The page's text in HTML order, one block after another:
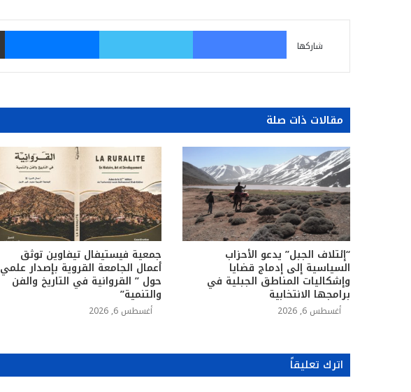
شاركها
فيسبوك تويتر ماسنجر
مقالات ذات صلة
“إئتلاف الجبل” يدعو الأحزاب
السياسية إلى إدماج قضايا
وإشكاليات المناطق الجبلية في
برامجها الانتخابية
أغسطس 6, 2026
جمعية فيستيفال تيفاوين توثق
أعمال الجامعة القروية بإصدار علمي
حول ” القروانية في التاريخ والفن
والتنمية”
أغسطس 6, 2026
اترك تعليقاً